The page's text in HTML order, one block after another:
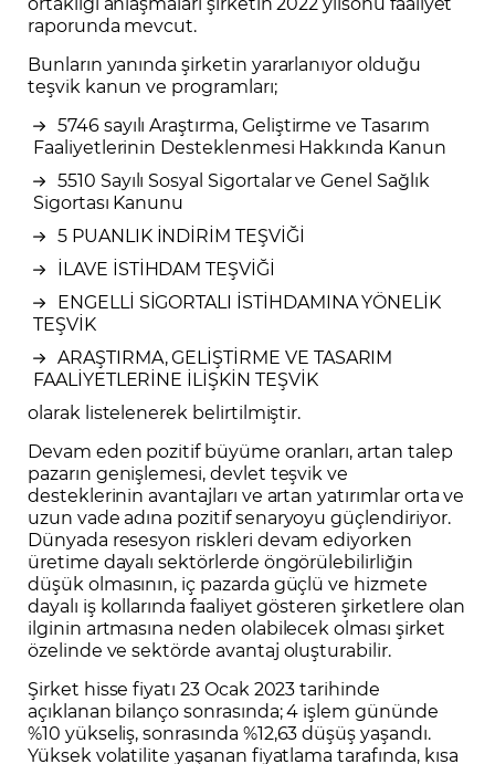
raporunda mevcut.
Bunların yanında şirketin yararlanıyor olduğu
teşvik kanun ve programları;
5746 sayılı Araştırma, Geliştirme ve Tasarım
Faaliyetlerinin Desteklenmesi Hakkında Kanun
5510 Sayılı Sosyal Sigortalar ve Genel Sağlık
Sigortası Kanunu
5 PUANLIK İNDİRİM TEŞVİĞİ
İLAVE İSTİHDAM TEŞVİĞİ
ENGELLİ SİGORTALI İSTİHDAMINA YÖNELİK
TEŞVİK
ARAŞTIRMA, GELİŞTİRME VE TASARIM
FAALİYETLERİNE İLİŞKİN TEŞVİK
olarak listelenerek belirtilmiştir.
Devam eden pozitif büyüme oranları, artan talep
pazarın genişlemesi, devlet teşvik ve
desteklerinin avantajları ve artan yatırımlar orta ve
uzun vade adına pozitif senaryoyu güçlendiriyor.
Dünyada resesyon riskleri devam ediyorken
üretime dayalı sektörlerde öngörülebilirliğin
düşük olmasının, iç pazarda güçlü ve hizmete
dayalı iş kollarında faaliyet gösteren şirketlere olan
ilginin artmasına neden olabilecek olması şirket
özelinde ve sektörde avantaj oluşturabilir.
Şirket hisse fiyatı 23 Ocak 2023 tarihinde
açıklanan bilanço sonrasında; 4 işlem gününde
%10 yükseliş, sonrasında %12,63 düşüş yaşandı.
Yüksek volatilite yaşanan fiyatlama tarafında, kısa